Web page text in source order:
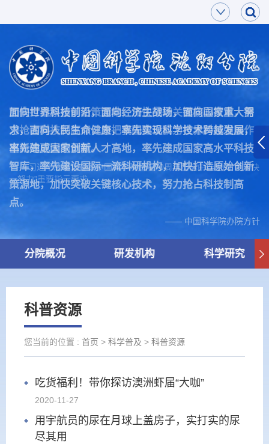
面向世界科技前沿，面向经济主战场，面向国家重大需
求，面向人民生命健康，率先实现科学技术跨越发展，
率先建成国家创新人才高地，率先建成国家高水平科技
智库，率先建设国际一流科研机构，加快打造原始创新
策源地，加快突破关键核心技术，努力抢占科技制高
点。
—— 中国科学院办院方针
加快打造原始创新策源地，加快突破关键核心技术，努
力抢占科技制高点，为把我国建设成为世界科技强国作
出新的更大的贡献。
—— 习近平总书记在致中国科学院建院70周年贺信中作出的“两加快
一努力”重要指示要求
分院概况 研发机构 科学研究
科普资源
您当前的位置 : 首页 > 科学普及 > 科普资源
吃货福利！带你探访澳洲虾届“大咖”
2020-11-27
用宇航员的尿在月球上盖房子，实打实的尿
尽其用